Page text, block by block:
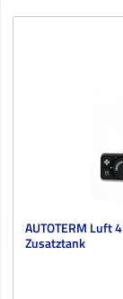
AUTOTERM Luft
Zusatztank